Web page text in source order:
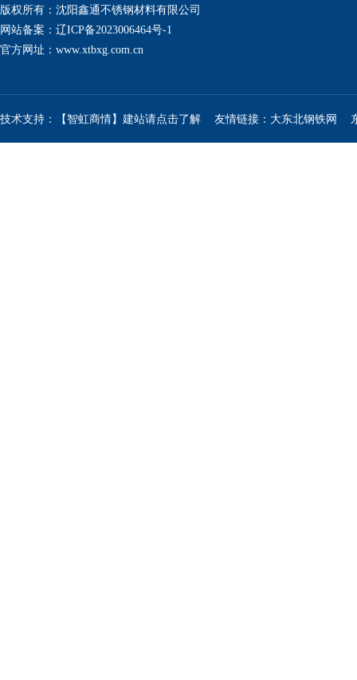
版权所有：沈阳鑫通不锈钢材料有限公司
网站备案：辽ICP备2023006464号-1
官方网址： www.xtbxg.com.cn
技术支持：【智虹商情】建站请点击了解 友情链接： 大东北钢铁网